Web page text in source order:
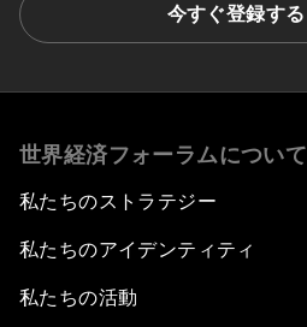
今すぐ登録する
世界経済フォーラムについて
私たちのストラテジー
私たちのアイデンティティ
私たちの活動